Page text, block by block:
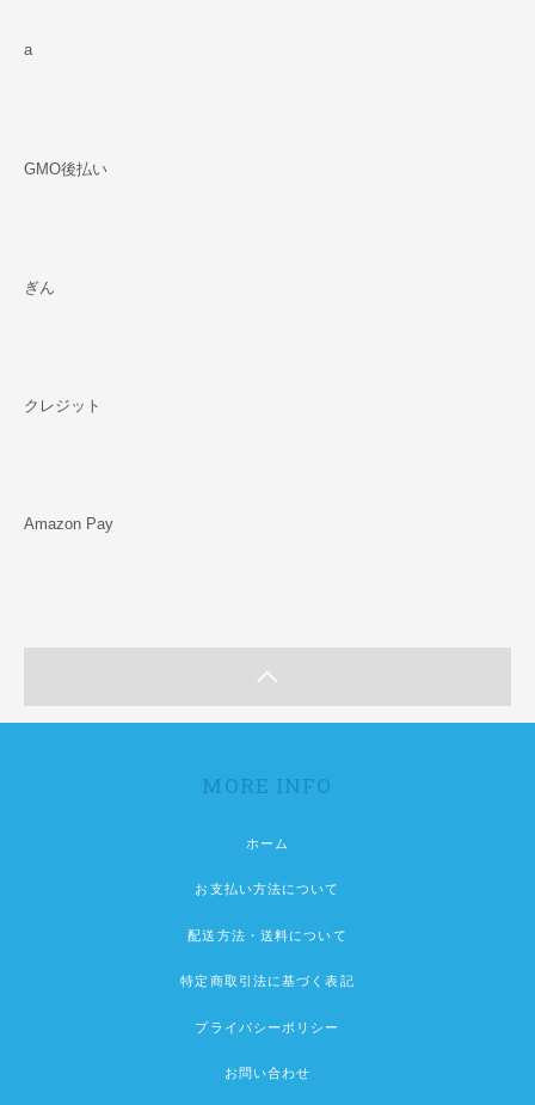
a
GMO後払い
ぎん
クレジット
Amazon Pay
MORE INFO
ホーム
お支払い方法について
配送方法・送料について
特定商取引法に基づく表記
プライバシーポリシー
お問い合わせ